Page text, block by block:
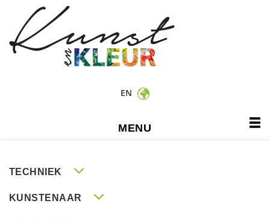
EN
MENU
TECHNIEK
KUNSTENAAR